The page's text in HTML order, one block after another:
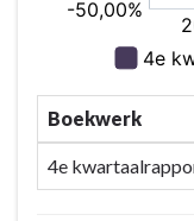
Boekwerk
4e